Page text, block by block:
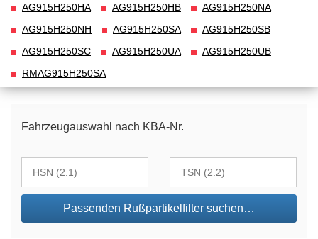
AG915H250HA
AG915H250HB
AG915H250NA
AG915H250NH
AG915H250SA
AG915H250SB
AG915H250SC
AG915H250UA
AG915H250UB
RMAG915H250SA
Fahrzeugauswahl nach KBA-Nr.
Passenden Rußpartikelfilter suchen…